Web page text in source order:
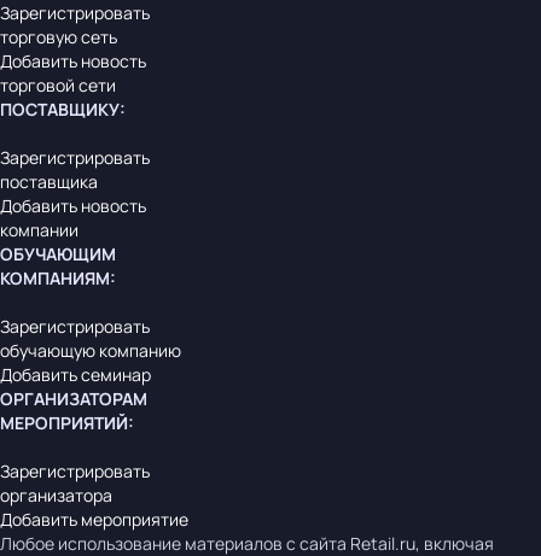
Зарегистрировать
торговую сеть
Добавить новость
торговой сети
ПОСТАВЩИКУ:
Зарегистрировать
поставщика
Добавить новость
компании
ОБУЧАЮЩИМ
КОМПАНИЯМ:
Зарегистрировать
обучающую компанию
Добавить семинар
ОРГАНИЗАТОРАМ
МЕРОПРИЯТИЙ:
Зарегистрировать
организатора
Добавить мероприятие
Любое использование материалов с сайта Retail.ru, включая